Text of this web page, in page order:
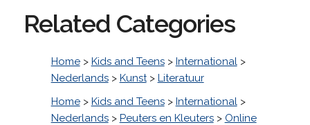
Related Categories
Home> Kids and Teens> International>
Nederlands> Kunst> Literatuur
Home> Kids and Teens> International>
Nederlands> Peuters en Kleuters> Online